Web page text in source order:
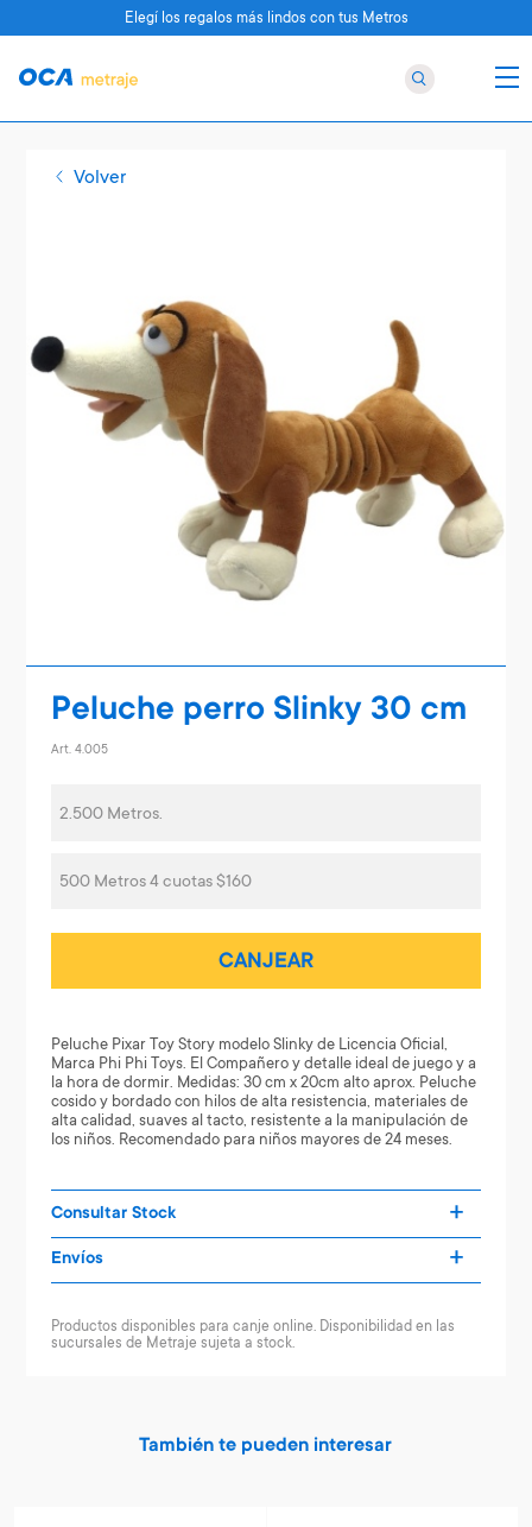
Volver
Peluche perro Slinky 30 cm
Art. 4.005
2.500 Metros.
500 Metros 4 cuotas $160
CANJEAR
Peluche Pixar Toy Story modelo Slinky de Licencia Oficial,
Marca Phi Phi Toys. El Compañero y detalle ideal de juego y a
la hora de dormir. Medidas: 30 cm x 20cm alto aprox. Peluche
cosido y bordado con hilos de alta resistencia, materiales de
alta calidad, suaves al tacto, resistente a la manipulación de
los niños. Recomendado para niños mayores de 24 meses.
Consultar Stock
Envíos
Productos disponibles para canje online. Disponibilidad en las
sucursales de Metraje sujeta a stock.
También te pueden interesar
Elegí los regalos más lindos con tus Metros